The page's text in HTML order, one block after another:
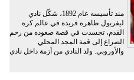
منذ تأسيسه عام 1892، شكّل نادي
ليفربول ظاهرة فريدة في عالم كرة
القدم، تجسدت في قصة صعوده من رحم
الصراع إلى قمة المجد المحلي
والأوروبي. ولد النادي من أزمة داخل نادي